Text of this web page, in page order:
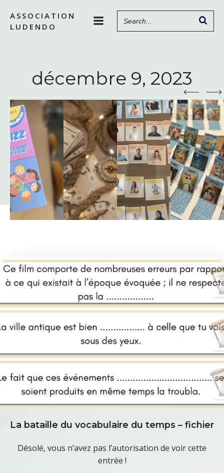
contenu
ASSOCIATION
LUDENDO
décembre 9, 2023
La bataille du vocabulaire du temps – fichier
Désolé, vous n’avez pas l’autorisation de voir cette
entrée !